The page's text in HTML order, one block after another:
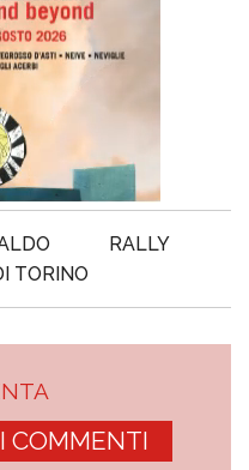
RALLY
TORINO
COMMENTI